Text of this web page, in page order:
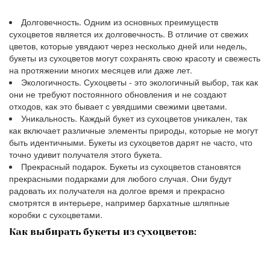
Долговечность. Одним из основных преимуществ
сухоцветов является их долговечность. В отличие от свежих
цветов, которые увядают через несколько дней или недель,
букеты из сухоцветов могут сохранять свою красоту и свежесть
на протяжении многих месяцев или даже лет.
Экологичность. Сухоцветы - это экологичный выбор, так как
они не требуют постоянного обновления и не создают
отходов, как это бывает с увядшими свежими цветами.
Уникальность. Каждый букет из сухоцветов уникален, так
как включает различные элементы природы, которые не могут
быть идентичными. Букеты из сухоцветов дарят не часто, что
точно удивит получателя этого букета.
Прекрасный подарок. Букеты из сухоцветов становятся
прекрасными подарками для любого случая. Они будут
радовать их получателя на долгое время и прекрасно
смотрятся в интерьере, например бархатные шляпные
коробки с сухоцветами.
Как выбирать букеты из сухоцветов: